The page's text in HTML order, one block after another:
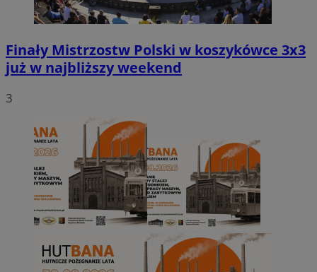
Finały Mistrzostw Polski w koszykówce 3x3
już w najbliższy weekend
3